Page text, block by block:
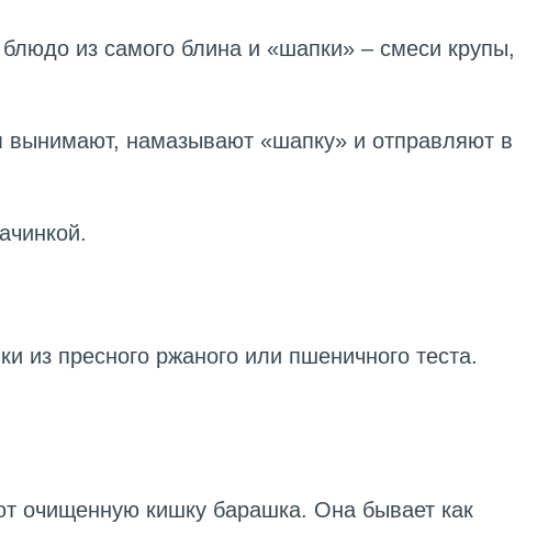
из самого блина и «шапки» – смеси крупы,
вынимают, намазывают «шапку» и отправляют в
из пресного ржаного или пшеничного теста.
очищенную кишку барашка. Она бывает как